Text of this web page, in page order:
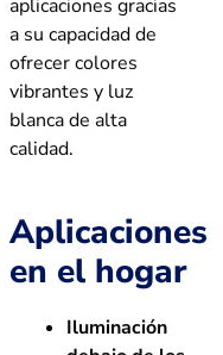
aplicaciones gracias
a su capacidad de
ofrecer colores
vibrantes y luz
blanca de alta
calidad.
Aplicaciones
en el hogar
Iluminación